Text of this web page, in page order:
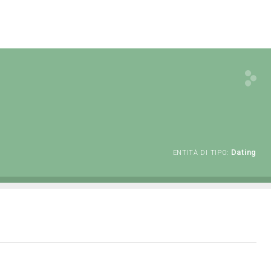
ENTITÀ DI TIPO: Dating